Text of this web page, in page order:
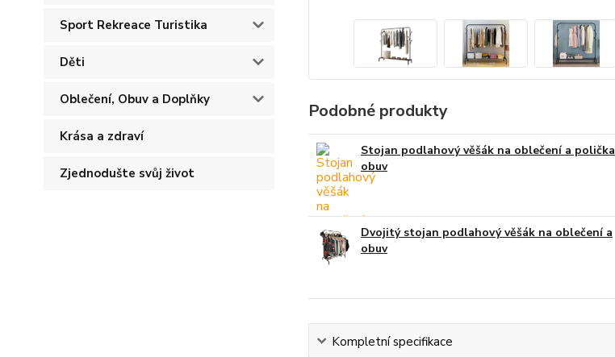
Sport Rekreace Turistika
Děti
Oblečení, Obuv a Doplňky
Krása a zdraví
Zjednodušte svůj život
Podobné produkty
Stojan podlahový věšák na oblečení a polička
obuv
Dvojitý stojan podlahový věšák na oblečení a
obuv
Kompletní specifikace